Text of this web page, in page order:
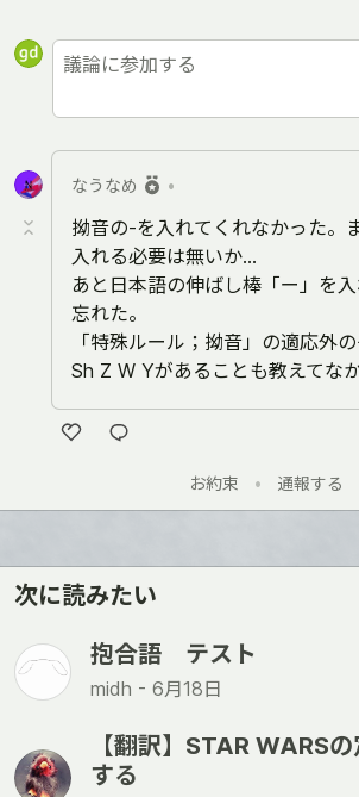
なうなめ •
拗音の-を入れてくれなかった。
入れる必要は無いか…
あと日本語の伸ばし棒「ー」を
忘れた。
「特殊ルール；拗音」の適応外
Sh Z W Yがあることも教えてな
ね
お約束 • 通報する
次に読みたい
抱合語 テスト
midh - 6月18日
【翻訳】STAR WARS
する